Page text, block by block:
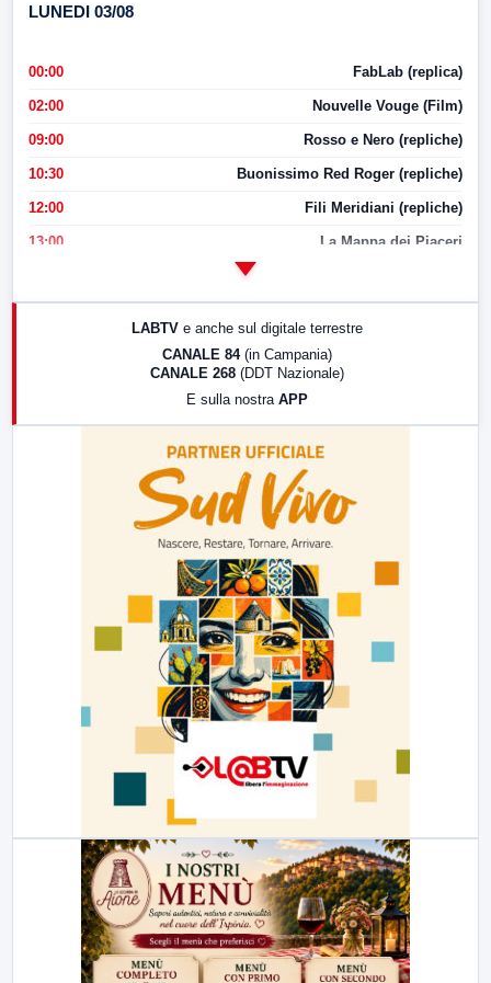
LUNEDI 03/08
00:00 FabLab (replica)
02:00 Nouvelle Vouge (Film)
09:00 Rosso e Nero (repliche)
10:30 Buonissimo Red Roger (repliche)
12:00 Fili Meridiani (repliche)
13:00 La Mappa dei Piaceri
17:00 LabNews (replica)
LABTV e anche sul digitale terrestre
CANALE 84 (in Campania)
CANALE 268 (DDT Nazionale)
E sulla nostra APP